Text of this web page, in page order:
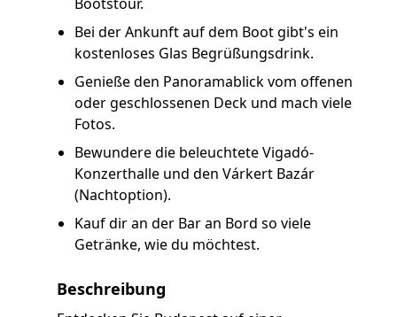
Bei der Ankunft auf dem Boot gibt's ein
kostenloses Glas Begrüßungsdrink.
Genieße den Panoramablick vom offenen
oder geschlossenen Deck und mach viele
Fotos.
Bewundere die beleuchtete Vigadó-
Konzerthalle und den Várkert Bazár
(Nachtoption).
Kauf dir an der Bar an Bord so viele
Getränke, wie du möchtest.
Beschreibung